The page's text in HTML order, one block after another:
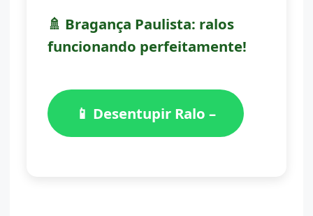
🚿 Bragança Paulista: ralos
funcionando perfeitamente!
📱 Desentupir Ralo –